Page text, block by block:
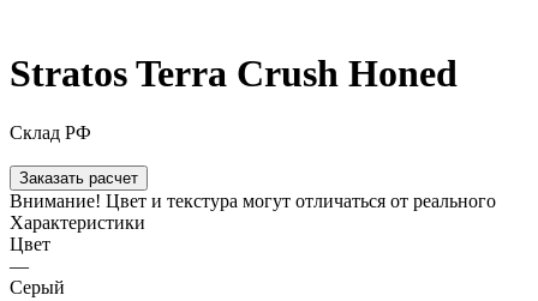
Stratos Terra Crush Honed
Склад РФ
Заказать расчет
Внимание! Цвет и текстура могут отличаться от реального
Характеристики
Цвет
—
Серый